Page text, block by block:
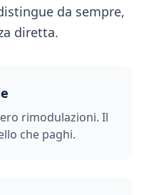
da sempre,
diretta.
rimodulazioni. Il
che paghi.